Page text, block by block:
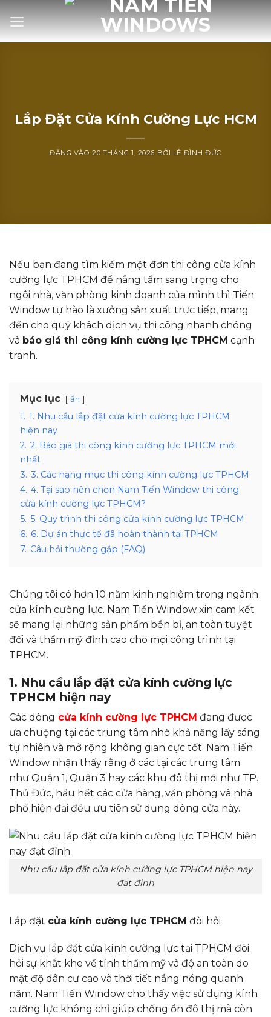
qua
nội
Lắp Đặt Cửa Kính Cường Lực HCM
ĐĂNG VÀO20 THÁNG 1, 2026 BỞI LÊ ĐÌNH ĐỨC
Nếu bạn đang tìm kiếm một đơn thi công cửa kính
cường lực TPHCM để nâng tầm sang trọng cho
ngôi nhà, văn phòng kinh doanh của mình thì Tiến
Window tự hào là xưởng sản xuất trực tiếp, mang
đến cho quý khách dịch vụ thi công nhanh chóng
và báo giá thi công kính cường lực TPHCM cạnh
tranh.
Mục lục ẩn
1. 1. Nhu cầu lắp đặt cửa kính cường lực TPHCM
hiện nay
2. 2. Báo giá thi công kính cường lực TPHCM mới
nhất
3. 3. Các hạng mục thi công kính cường lực TPHCM
4. 4. Tại sao nên chọn Nam Tiến Window thi công
cửa kính cường lực TPHCM?
5. 5. Quy trình thi công cửa kính cường lực TPHCM
6. 6. Dự án thực tế đã hoàn thành tại TPHCM
7. Câu hỏi thường gặp (FAQ)
Chúng tôi có hơn 10 năm kinh nghiệm trong ngành
cửa kính cường lực. Nam Tiến Window xin cam kết
sẽ mang lại những sản phẩm bền bỉ, an toàn tuyệt
đối và thẩm mỹ đỉnh cao cho mọi công trình tại
TPHCM.
1. Nhu cầu lắp đặt cửa kính cường lực
TPHCM hiện nay
Các dòng cửa kính cường lực TPHCM đang được
ưa chuộng tại các trung tâm nhờ khả năng lấy sáng
tự nhiên và mở rộng không gian cực tốt. Nam Tiến
Window nhận thấy rằng ở các tại các trung tâm
như Quận 1, Quận 3 hay các khu đô thị mới như TP.
Thủ Đức, hầu hết các cửa hàng, văn phòng và nhà
phố hiện đại đều ưu tiên sử dụng dòng cửa này.
Nhu cầu lắp đặt cửa kính cường lực TPHCM hiện nay
đạt đỉnh
Lắp đặt cửa kính cường lực TPHCM đòi hỏi
Dịch vụ lắp đặt cửa kính cường lực tại TPHCM đòi
hỏi sự khắt khe về tính thẩm mỹ và độ an toàn do
mật độ dân cư cao và thời tiết nắng nóng quanh
năm. Nam Tiến Window cho thấy việc sử dụng kính
cường lực không chỉ giúp chống ồn đô thị mà còn